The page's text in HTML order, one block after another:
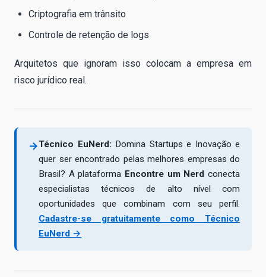
Criptografia em trânsito
Controle de retenção de logs
Arquitetos que ignoram isso colocam a empresa em
risco jurídico real.
→Técnico EuNerd: Domina Startups e Inovação e
quer ser encontrado pelas melhores empresas do
Brasil? A plataforma Encontre um Nerd conecta
especialistas técnicos de alto nível com
oportunidades que combinam com seu perfil.
Cadastre-se gratuitamente como Técnico
EuNerd →